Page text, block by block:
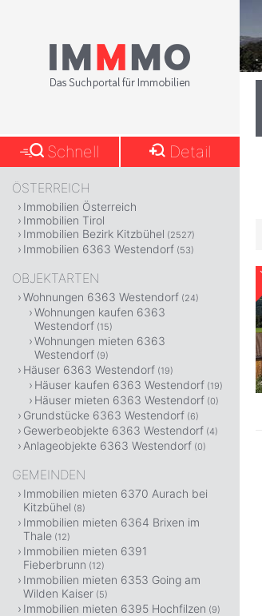
Schnell Detail
ÖSTERREICH
Immobilien Österreich
Immobilien Tirol
Immobilien Bezirk Kitzbühel (2527)
Immobilien 6363 Westendorf (53)
OBJEKTARTEN
Wohnungen 6363 Westendorf (24)
Wohnungen kaufen 6363
Westendorf (15)
Wohnungen mieten 6363
Westendorf (9)
Häuser 6363 Westendorf (19)
Häuser kaufen 6363 Westendorf (19)
Häuser mieten 6363 Westendorf (0)
Grundstücke 6363 Westendorf (6)
Gewerbeobjekte 6363 Westendorf (4)
Anlageobjekte 6363 Westendorf (0)
GEMEINDEN
Immobilien mieten 6370 Aurach bei
Kitzbühel (8)
Immobilien mieten 6364 Brixen im
Thale (12)
Immobilien mieten 6391
Fieberbrunn (12)
Immobilien mieten 6353 Going am
Wilden Kaiser (5)
Immobilien mieten 6395 Hochfilzen (9)